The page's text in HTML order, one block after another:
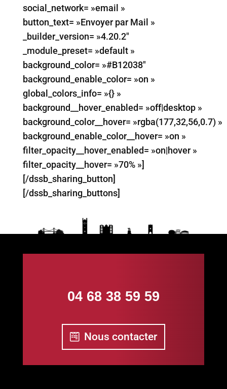
social_network= »email »
button_text= »Envoyer par Mail »
_builder_version= »4.20.2″
_module_preset= »default »
background_color= »#B12038″
background_enable_color= »on »
global_colors_info= »{} »
background__hover_enabled= »off|desktop »
background_color__hover= »rgba(177,32,56,0.7) »
background_enable_color__hover= »on »
filter_opacity__hover_enabled= »on|hover »
filter_opacity__hover= »70% »]
[/dssb_sharing_button]
[/dssb_sharing_buttons]
04 68 38 59 59
Nous contacter